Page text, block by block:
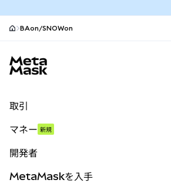
BAon/SNOWon
取引
パーペチュアル
RWA
マネー 新規
開発者
MetaMaskを入手